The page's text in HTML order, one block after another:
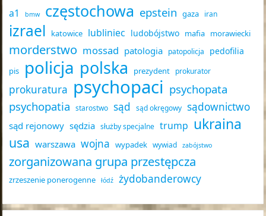
a1 bmw częstochowa epstein gaza iran
izrael katowice lubliniec ludobójstwo mafia morawiecki
morderstwo mossad patologia patopolicja pedofilia
pis policja polska prezydent prokurator
prokuratura psychopaci psychopata
psychopatia
starostwo sąd sąd okręgowy sądownictwo
sąd rejonowy sędzia służby specjalne trump ukraina
usa warszawa wojna wypadek wywiad zabójstwo
zorganizowana grupa przestępcza
zrzeszenie ponerogenne łódź żydobanderowcy